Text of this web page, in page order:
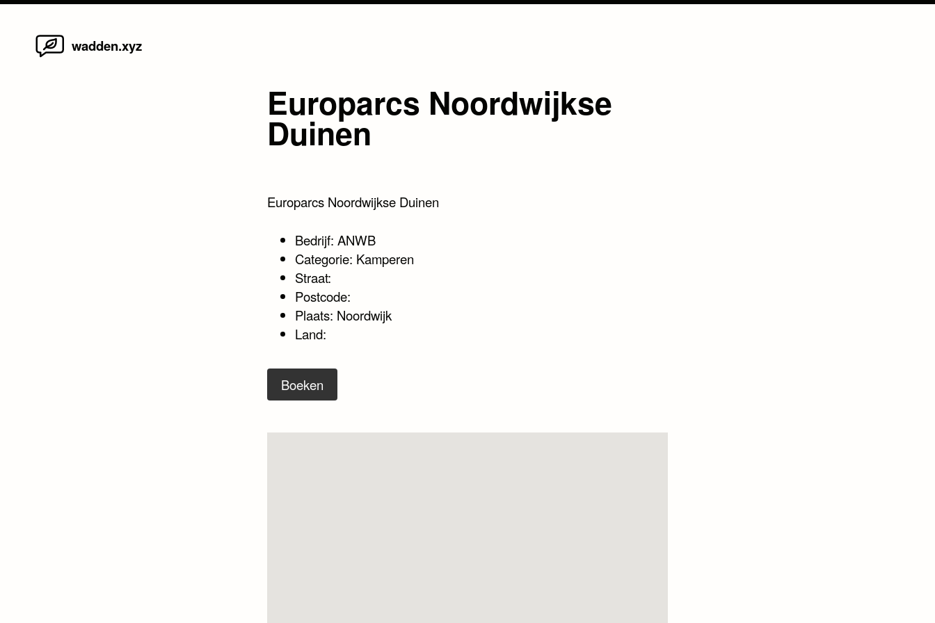
wadden.xyz
Europarcs Noordwijkse
Duinen
Europarcs Noordwijkse Duinen
Bedrijf: ANWB
Categorie: Kamperen
Straat:
Postcode:
Plaats: Noordwijk
Land:
Boeken